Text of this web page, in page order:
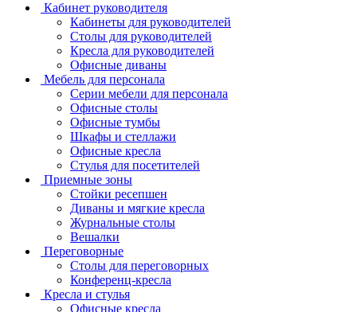
Кабинет руководителя
Кабинеты для руководителей
Столы для руководителей
Кресла для руководителей
Офисные диваны
Мебель для персонала
Серии мебели для персонала
Офисные столы
Офисные тумбы
Шкафы и стеллажи
Офисные кресла
Стулья для посетителей
Приемные зоны
Стойки ресепшен
Диваны и мягкие кресла
Журнальные столы
Вешалки
Переговорные
Столы для переговорных
Конференц-кресла
Кресла и стулья
Офисные кресла